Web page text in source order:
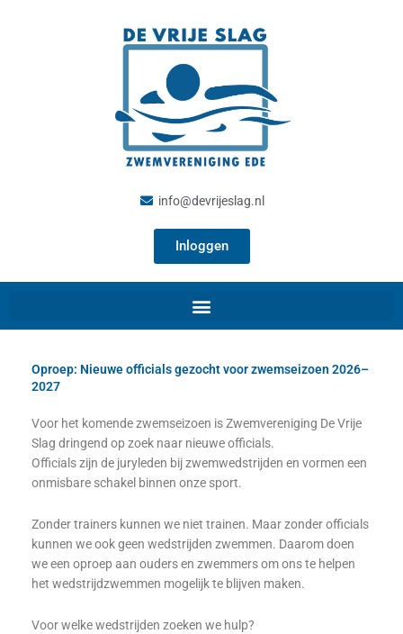
info@devrijeslag.nl
Inloggen
Oproep: Nieuwe officials gezocht voor zwemseizoen 2026–
2027
Voor het komende zwemseizoen is Zwemvereniging De Vrije
Slag dringend op zoek naar nieuwe officials.
Officials zijn de juryleden bij zwemwedstrijden en vormen een
onmisbare schakel binnen onze sport.
Zonder trainers kunnen we niet trainen. Maar zonder officials
kunnen we ook geen wedstrijden zwemmen. Daarom doen
we een oproep aan ouders en zwemmers om ons te helpen
het wedstrijdzwemmen mogelijk te blijven maken.
Voor welke wedstrijden zoeken we hulp?